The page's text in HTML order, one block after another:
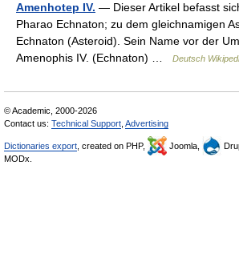
Amenhotep IV. — Dieser Artikel befasst
Pharao Echnaton; zu dem gleichnamigen
Echnaton (Asteroid). Sein Name vor der
Amenophis IV. (Echnaton) …
Deutsch
© Academic, 2000-2026
Contact us: Technical Support Advertising
Dictionaries export , created on PHP, Joomla,
MODx.